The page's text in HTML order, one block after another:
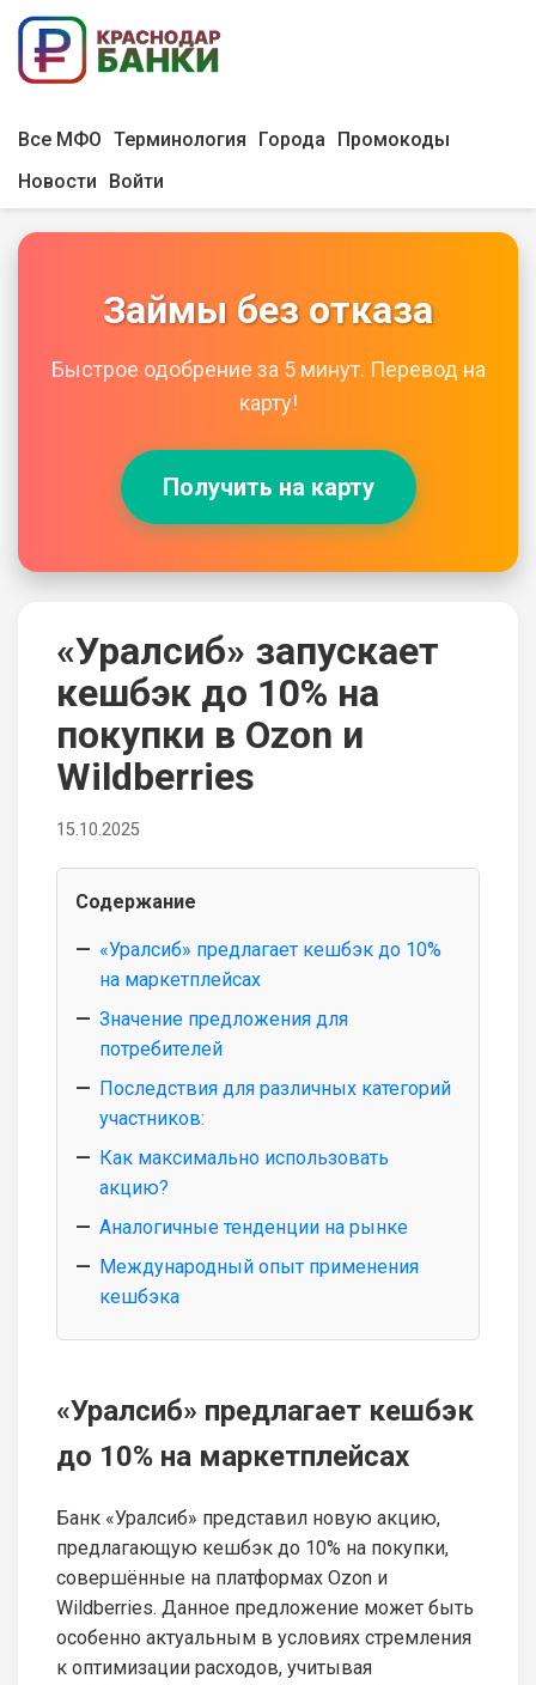
Все МФО Терминология Города
Промокоды
Новости
Войти
Займы без отказа
Быстрое одобрение за 5 минут. Перевод на
карту!
Получить на карту
«Уралсиб» запускает
кешбэк до 10% на
покупки в Ozon и
Wildberries
15.10.2025
Содержание
«Уралсиб» предлагает кешбэк до 10%
на маркетплейсах
Значение предложения для
потребителей
Последствия для различных категорий
участников:
Как максимально использовать
акцию?
Аналогичные тенденции на рынке
Международный опыт применения
кешбэка
«Уралсиб» предлагает кешбэк
до 10% на маркетплейсах
Банк «Уралсиб» представил новую акцию,
предлагающую кешбэк до 10% на покупки,
совершённые на платформах Ozon и
Wildberries. Данное предложение может быть
особенно актуальным в условиях стремления
к оптимизации расходов, учитывая